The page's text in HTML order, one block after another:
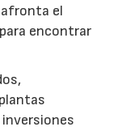
afronta el
encontrar